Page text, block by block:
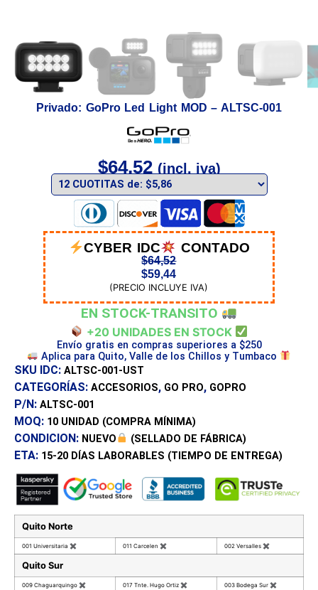
Privado: GoPro Led Light MOD – ALTSC-001
$64,52 (incl. iva)
CYBER IDC CONTADO
$64,52
$59,44
(PRECIO INCLUYE IVA)
EN STOCK-TRANSITO
+20 UNIDADES EN STOCK
Envío gratis en compras superiores a $250
Aplica para Quito, Valle de los Chillos y Tumbaco
SKU IDC: ALTSC-001-UST
CATEGORÍAS: ACCESORIOS, GO PRO, GOPRO
P/N: ALTSC-001
MOQ: 10 UNIDAD (COMPRA MÍNIMA)
CONDICION: NUEVO (SELLADO DE FÁBRICA)
ETA: 15-20 DÍAS LABORABLES (TIEMPO DE ENTREGA)
Quito Norte
001 Universitaria ✖ 011 Carcelen ✖ 002 Versalles ✖
Quito Sur
009 Chaguarquingo ✖ 017 Tnte. Hugo Ortiz ✖ 003 Bodega Sur ✖